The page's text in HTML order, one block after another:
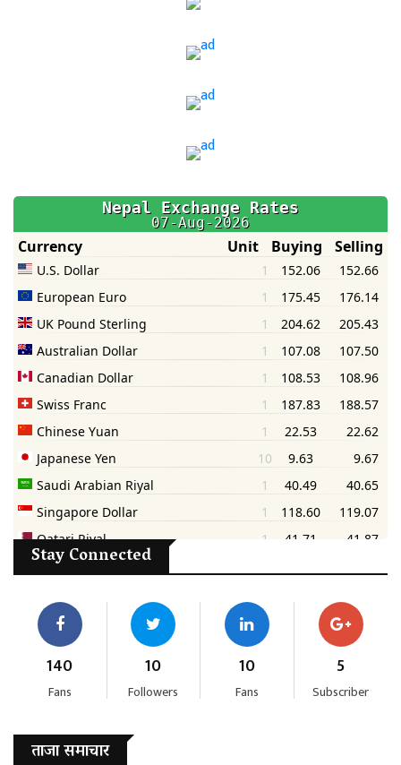
Stay Connected
140
Fans
10
Followers
10
Fans
5
Subscriber
ताजा समाचार